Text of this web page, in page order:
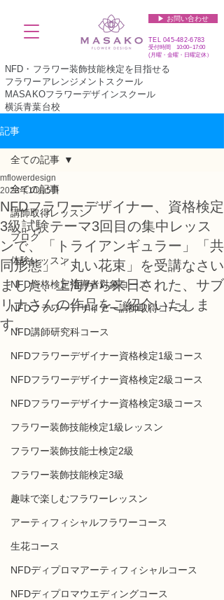
▶︎ お問い合わせ
TEL045-482-6783
受付時間 10:00~17:00​​​
(​月曜・金曜・日曜定休）
NFD・フラワー装飾技能検定を目指せる
フラワーアレンジメントスクール
MASAKOフラワーデザインスクール
横浜青葉台校
記事
全ての記事
講師取得レッスン
ブログ
体験レッスン
NFD資格検定指導者対象コース
NFDフラワーデザイナー講師取得コース
NFD講師研究科コース
NFDフラワーデザイナー資格検定1級コース
NFDフラワーデザイナー資格検定2級コース
NFDフラワーデザイナー資格検定3級コース
フラワー装飾技能検定1級レッスン
フラワー装飾技能士検定2級
フラワー装飾技能検定3級
趣味で楽しむフラワーレッスン
アーティフィシャルフラワーコース
生花コース
NFDディプロマアーティフィシャルコース
NFDディプロマウエディングコース
全ての記事
NFDフラワーデザイナー、資格検定
3級試験テーマ3回目の集中レッス
ンで、「トライアンギュラー」「共
同形態」「丸い花束」を受講なさい
ました、上海から来日された、サブ
リナさんの作品をご紹介いたしま
す。
mflowerdesign
2023年10月5日